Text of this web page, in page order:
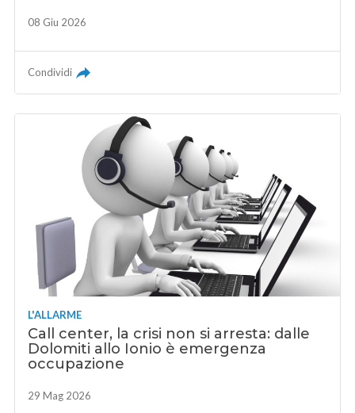
08 Giu 2026
Condividi
L'ALLARME
Call center, la crisi non si arresta: dalle
Dolomiti allo Ionio è emergenza
occupazione
29 Mag 2026